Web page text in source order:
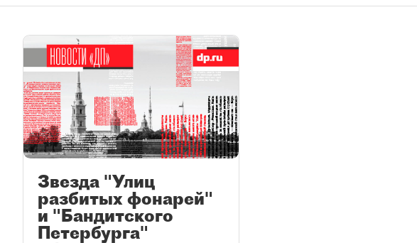
Звезда "Улиц
разбитых фонарей"
и "Бандитского
Петербурга"